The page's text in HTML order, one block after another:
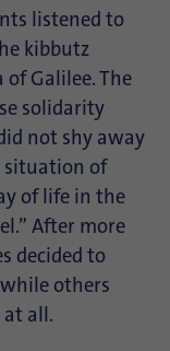
listened to
kibbutz
Galilee. The
solidarity
not shy away
situation of
of life in the
After more
decided to
others
all.